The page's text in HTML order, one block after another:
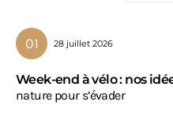
28 juillet 2026
Week-end à vélo : nos
nature pour s’évader